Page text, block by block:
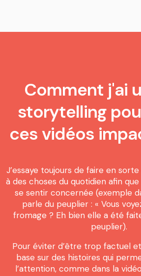
Comment j'ai
storytelling
ces vidéos
J’essaye toujours de faire en
à des choses du quotidien afin
se sentir concernée (exemple
parle du peuplier : « Vous
fromage ? Eh bien elle a été
peuplier).
Pour éviter d’être trop factuel
base sur des histoires qui
l’attention, comme dans la